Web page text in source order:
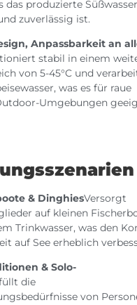
das produzierte
zuverlässig ist.
Anpassbarkeit an
stabil in einem
von 5-45°C und
was es für raue
Umgebungen
& DinghiesVersorgt
auf kleinen
Trinkwasser, was den
auf See erheblich
& Solo-
die
von